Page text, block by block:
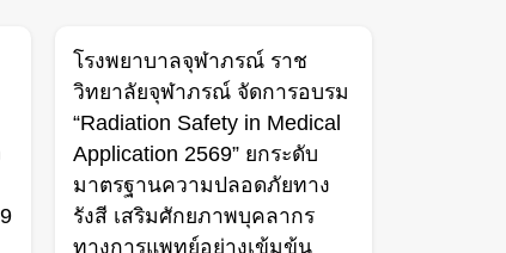
โรงพยาบาลจุฬาภรณ์ ราช
วิทยาลัยจุฬาภรณ์ จัดการอบรม
“Radiation Safety in Medical
Application 2569” ยกระดับ
มาตรฐานความปลอดภัยทาง
รังสี เสริมศักยภาพบุคลากร
ทางการแพทย์อย่างเข้มข้น